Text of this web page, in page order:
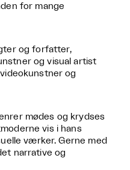
for mange
og forfatter,
og visual artist
og
mødes og krydses
vis i hans
værker. Gerne med
narrative og